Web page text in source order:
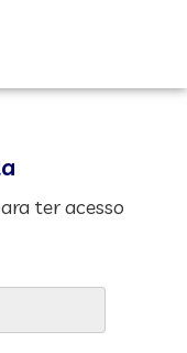
ter acesso